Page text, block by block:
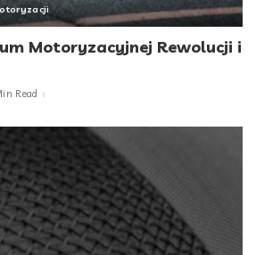
Motoryzacyjnej Rewolucji i
Read